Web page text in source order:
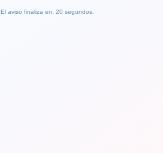
El aviso finaliza en: 19 segundos.